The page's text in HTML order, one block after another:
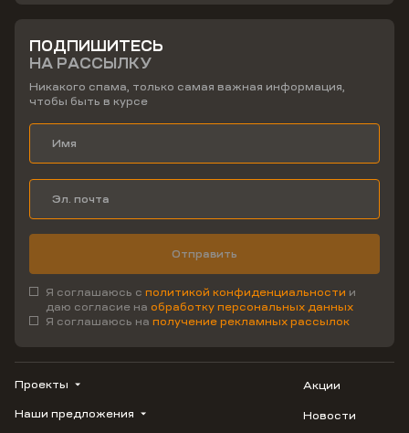
ПОДПИШИТЕСЬ
НА РАССЫЛКУ
Никакого спама, только самая важная информация,
чтобы быть в курсе
Отправить
Я соглашаюсь с политикой конфиденциальности и
даю согласие на обработку персональных данных
Я соглашаюсь на получение рекламных рассылок
Проекты
ВЕРН
Наши предложения
Акции
Новости